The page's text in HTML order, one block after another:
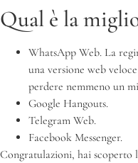
Qual è la
WhatsApp Web. La
una versione web
perdere nemmeno un
Google Hangouts.
Telegram Web.
Facebook Messenger.
Congratulazioni, hai